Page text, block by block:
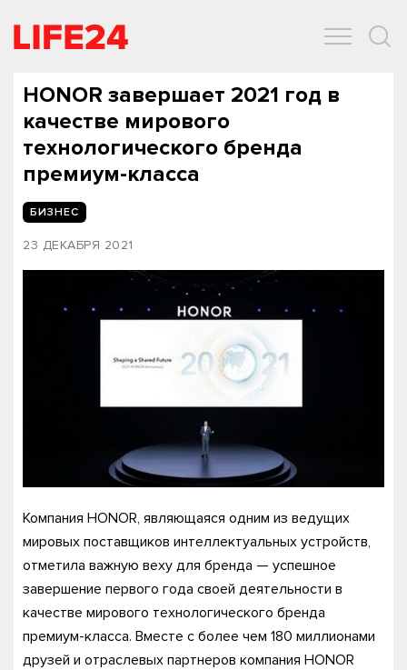
HONOR завершает 2021 год в
качестве мирового
технологического бренда
премиум-класса
БИЗНЕС
23 ДЕКАБРЯ 2021
Компания HONOR, являющаяся одним из ведущих
мировых поставщиков интеллектуальных устройств,
отметила важную веху для бренда — успешное
завершение первого года своей деятельности в
качестве мирового технологического бренда
премиум-класса. Вместе с более чем 180 миллионами
друзей и отраслевых партнеров компания HONOR